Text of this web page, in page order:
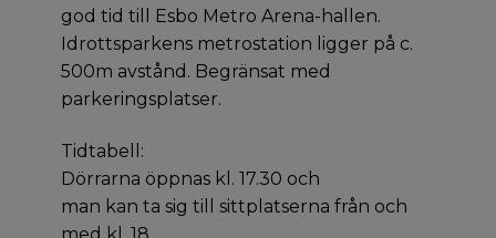
god tid till Esbo Metro Arena-hallen.
Idrottsparkens metrostation ligger på c.
500m avstånd. Begränsat med
parkeringsplatser.
Tidtabell:
Dörrarna öppnas kl. 17.30 och
man kan ta sig till sittplatserna från och